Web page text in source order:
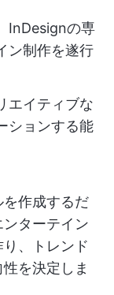
InDesignの専
ン制作を遂行
エイティブな
ションする能
作成するだ
ターテイン
、トレンド
を決定しま